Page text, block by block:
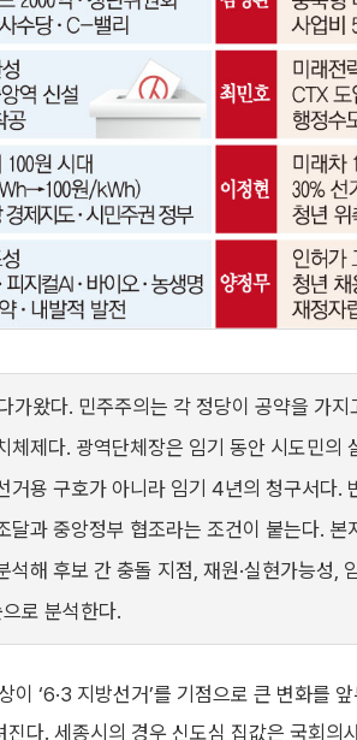
가왔다. 민주주의는 각 정당이 공약을 가
체제다. 광역단체장은 임기 동안 시도민의
거용 구호가 아니라 임기 4년의 청구서다.
달과 중앙정부 협조라는 조건이 붙는다. 본
해 후보 간 충돌 지점, 재원·실현가능성,
로 분석한다.
‘6·3 지방선거’를 기점으로 큰 변화를
진다. 세종시의 경우 신도심 집값은 국회의